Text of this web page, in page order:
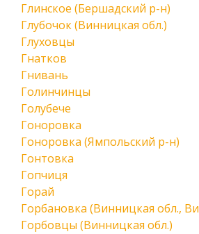
Глинское (Бершадский р-н)
Глубочок (Винницкая обл.)
Глуховцы
Гнатков
Гнивань
Голинчинцы
Голубече
Гоноровка
Гоноровка (Ямпольский р-н)
Гонтовка
Гопчиця
Горай
Горбановка (Винницкая обл.,
Горбовцы (Винницкая обл.)